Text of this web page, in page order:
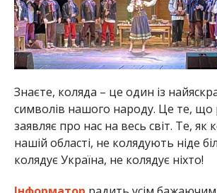
Знаєте, коляда – це один із
символів нашого народу. Це те, що
заявляє про нас на весь світ. Те, як
нашій області, не колядують ніде
колядує Україна, не колядує ніхто!